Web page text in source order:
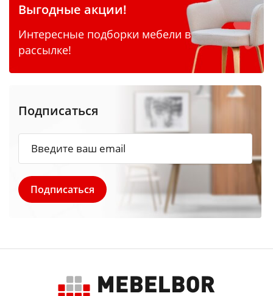
Выгодные акции!
Интересные подборки мебели в
рассылке!
Подписаться